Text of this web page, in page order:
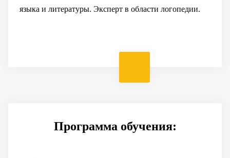
языка и литературы. Эксперт в области логопедии.
заданной теме, освоим правила построения
написать свои истории, рассказы, а также встретиться
Программа обучения: